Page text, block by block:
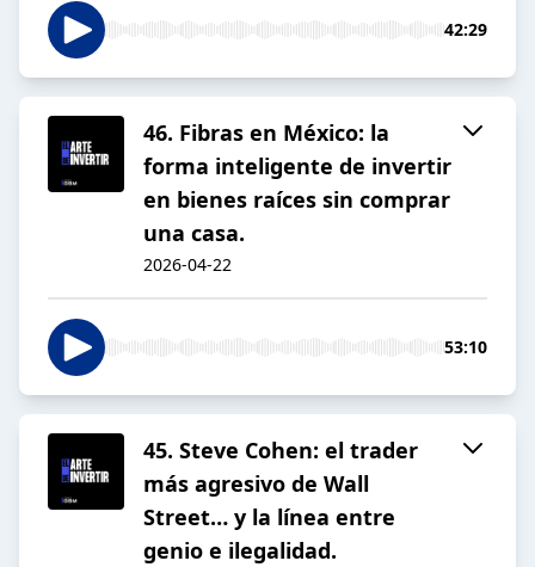
42:29
46. Fibras en México: la
forma inteligente de invertir
en bienes raíces sin comprar
una casa.
2026-04-22
53:10
45. Steve Cohen: el trader
más agresivo de Wall
Street… y la línea entre
genio e ilegalidad.